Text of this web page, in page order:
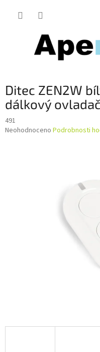
Ditec ZEN2W
dálkový
491
Průměrné
Neohodnoceno Podrobnosti